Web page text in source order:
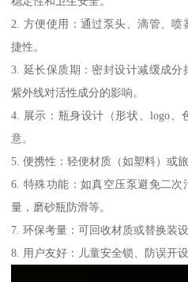
2. 方便使用：通过泵头、滴管、
捷性。
3. 延长保质期：密封设计减缓成
紫外线对活性成分的影响。
4. 展示：瓶身设计（形状、logo
意。
5. 便携性：轻便材质（如塑料）或
6. 特殊功能：如真空压泵避免二
量，磨砂瓶防滑等。
7. 环保考量：可回收材质或替换装
8. 用户友好：儿童安全锁、防误开